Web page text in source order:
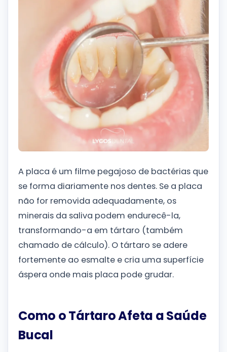
A placa é um filme pegajoso de bactérias que
se forma diariamente nos dentes. Se a placa
não for removida adequadamente, os
minerais da saliva podem endurecê-la,
transformando-a em tártaro (também
chamado de cálculo). O tártaro se adere
fortemente ao esmalte e cria uma superfície
áspera onde mais placa pode grudar.
Como o Tártaro Afeta a Saúde
Bucal